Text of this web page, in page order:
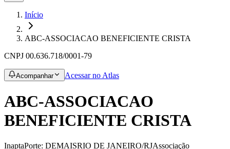
Início
ABC-ASSOCIACAO BENEFICIENTE CRISTA
CNPJ 00.636.718/0001-79
Acompanhar Acessar no Atlas
ABC-ASSOCIACAO
BENEFICIENTE CRISTA
InaptaPorte: DEMAISRIO DE JANEIRO/RJAssociação